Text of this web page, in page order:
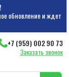
обновление и ждет
+7 (959) 002 90 73
Заказать звонок